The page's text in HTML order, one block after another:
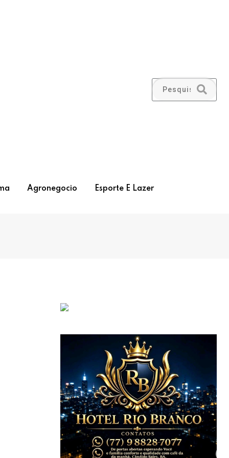
Agronegocio Esporte E Lazer